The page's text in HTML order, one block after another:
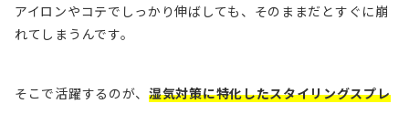
アイロンやコテでしっかり伸ばしても、そのままだとすぐに崩
れてしまうんです。
そこで活躍するのが、 湿気対策に特化したスタイリングスプレ